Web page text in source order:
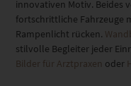
innovativen Motiv. Beides
fortschrittliche Fahrzeuge
Rampenlicht rücken.
stilvolle Begleiter jeder
Bilder für Arztpraxen oder